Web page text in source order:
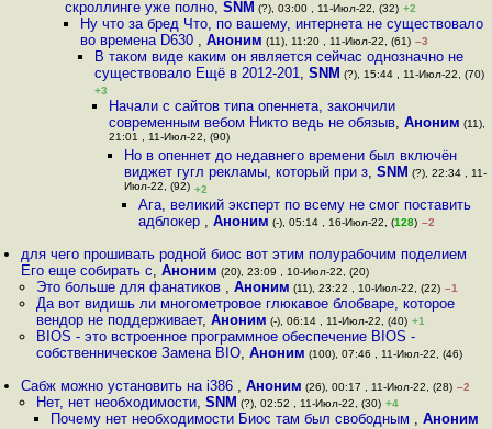
скроллинге уже полно,SNM (?), 03:00 , 11-Июл-22, (32) +2
Ну что за бред Что, по вашему, интернета не существовало
во времена D630 , Аноним (11), 11:20 , 11-Июл-22, (61) –3
В таком виде каким он является сейчас однозначно не
существовало Ещё в 2012-201, SNM (?), 15:44 , 11-Июл-22, (70)
+3
Начали с сайтов типа опеннета, закончили
современным вебом Никто ведь не обязыв,Аноним (11),
21:01 , 11-Июл-22, (90)
Но в опеннет до недавнего времени был включён
виджет гугл рекламы, который при з, SNM (?), 22:34 , 11-
Июл-22, (92) +2
Ага, великий эксперт по всему не смог поставить
адблокер , Аноним (-), 05:14 , 16-Июл-22, (128) –2
для чего прошивать родной биос вот этим полурабочим поделием
Его еще собирать с,Аноним (20), 23:09 , 10-Июл-22, (20)
Это больше для фанатиков , Аноним (11), 23:22 , 10-Июл-22, (22) –1
Да вот видишь ли многометровое глюкавое блобваре, которое
вендор не поддерживает, Аноним (-), 06:14 , 11-Июл-22, (40) +1
BIOS - это встроенное программное обеспечение BIOS -
собственническое Замена BIO, Аноним (100), 07:46 , 11-Июл-22, (46)
Сабж можно установить на i386 ,Аноним (26), 00:17 , 11-Июл-22, (28) –2
Нет, нет необходимости, SNM (?), 02:52 , 11-Июл-22, (30) +4
Почему нет необходимости Биос там был свободным , Аноним